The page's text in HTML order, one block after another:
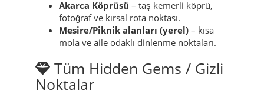
Akarca Köprüsü – taş kemerli köprü,
fotoğraf ve kırsal rota noktası.
Mesire/Piknik alanları (yerel) – kısa
mola ve aile odaklı dinlenme noktaları.
Tüm Hidden Gems / Gizli
Noktalar